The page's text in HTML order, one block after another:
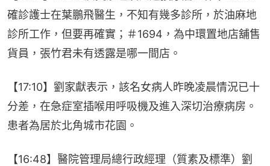
確診護士在葉鵬飛醫生，不知有幾多診所，於油麻地
診所工作，但要再確實；＃1694，為中環置地店舖售
貨員，張竹君未有透露是哪一間店。
【17:10】劉家獻表示，該名女病人昨晚凌晨情況已十
分差，在急症室插喉用呼吸機及進入深切治療病房。
患者為居於北角城市花園。
【16:48】醫院管理局總行政經理（質素及標準）劉